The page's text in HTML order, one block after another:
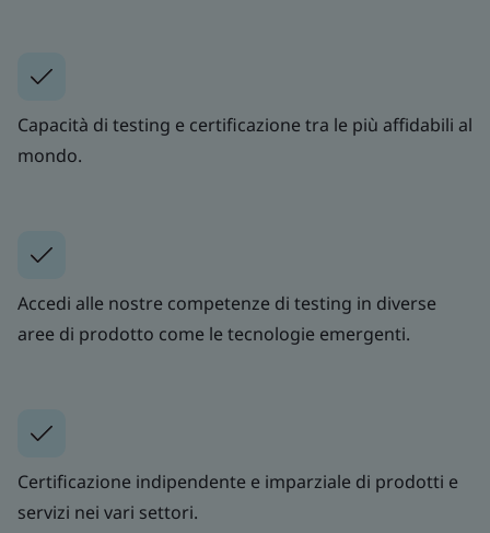
Capacità di testing e certificazione tra le più affidabili al
mondo.
Accedi alle nostre competenze di testing in diverse
aree di prodotto come le tecnologie emergenti.
Certificazione indipendente e imparziale di prodotti e
servizi nei vari settori.